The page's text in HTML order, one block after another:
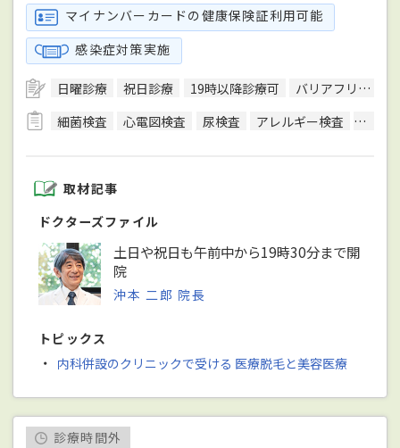
マイナンバーカードの健康保険証利用可能
感染症対策実施
日曜診療 祝日診療 19時以降診療可
バリアフリー対応
細菌検査
心電図検査 尿検査 アレルギー検査 便検査
取材記事
ドクターズファイル
土日や祝日も午前中から19時30分まで開
院
沖本 二郎 院長
トピックス
・ 内科併設のクリニックで受ける 医療脱毛と美容医療
診療時間外